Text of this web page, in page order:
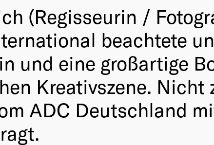
(Regisseurin /
beachtete
und eine großartige
Kreativszene. Nicht
ADC Deutschland